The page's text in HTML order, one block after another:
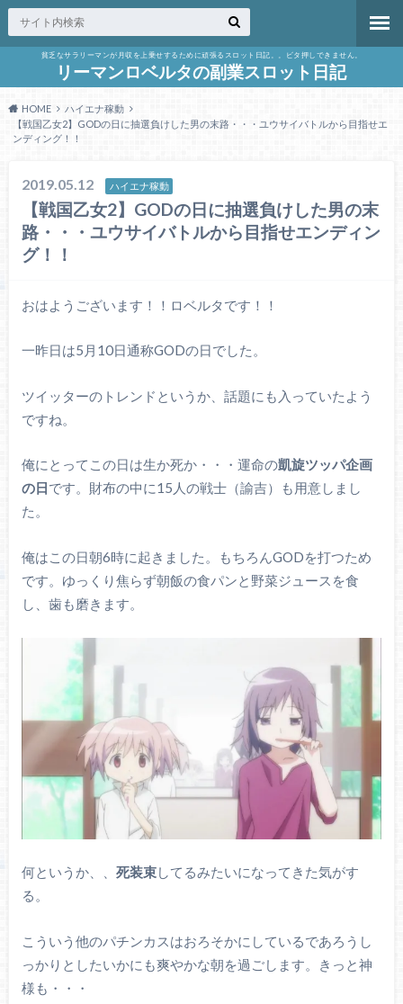
貧乏なサラリーマンが月収を上乗せするために頑張るスロット日記。。ビタ押しできません。
リーマンロベルタの副業スロット日記
HOME
ハイエナ稼動
【戦国乙女2】GODの日に抽選負けした男の末路・・・ユウサイバトルから目指せエ
ンディング！！
2019.05.12 ハイエナ稼動
【戦国乙女2】GODの日に抽選負けした男の末
路・・・ユウサイバトルから目指せエンディン
グ！！
おはようございます！！ロベルタです！！
一昨日は5月10日通称GODの日でした。
ツイッターのトレンドというか、話題にも入っていたよう
ですね。
俺にとってこの日は生か死か・・・運命の凱旋ツッパ企画
の日 です。財布の中に15人の戦士（諭吉）も用意しまし
た。
俺はこの日朝6時に起きました。もちろんGODを打つため
です。ゆっくり焦らず朝飯の食パンと野菜ジュースを食
し、歯も磨きます。
何というか、、 死装束してるみたいになってきた気がす
る。
こういう他のパチンカスはおろそかにしているであろうし
っかりとしたいかにも爽やかな朝を過ごします。きっと神
様も・・・